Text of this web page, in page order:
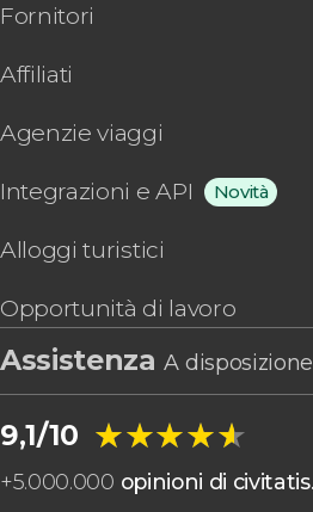
Fornitori
Affiliati
Agenzie viaggi
Integrazioni e API Novità
Alloggi turistici
Opportunità di lavoro
AssistenzaA
9,1/10 ★★★★★
★★★★★
+5.000.000 opinioni di